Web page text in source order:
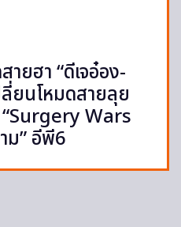
ายฮา “ดีเจอ๋อง-
ยนโหมดสายลุย
“Surgery Wars
ม” อีพี6